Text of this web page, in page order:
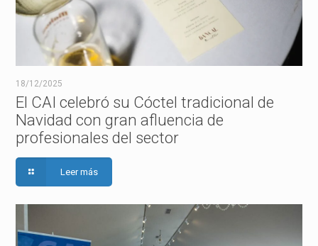
18/12/2025
El CAI celebró su Cóctel tradicional de
Navidad con gran afluencia de
profesionales del sector
Leer más